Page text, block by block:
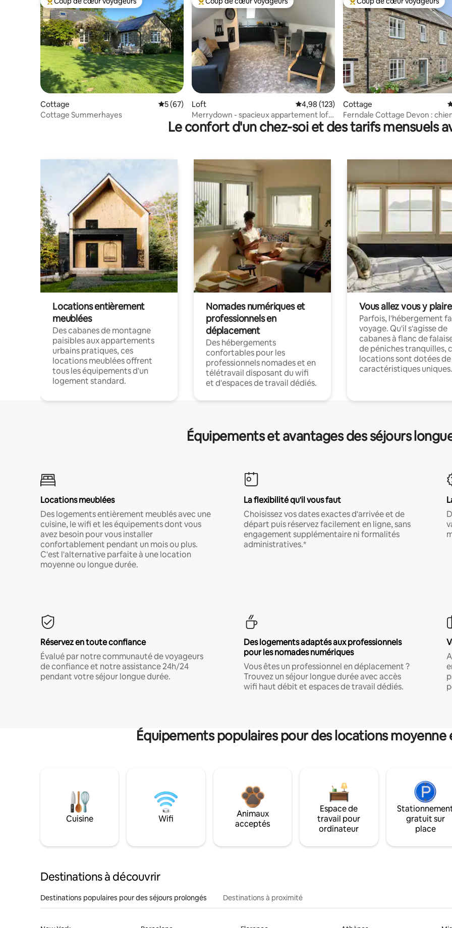
Coups de cœur voyageurs les plus appréciés
Cottage Évaluation moyenne sur la base de 67 commentaires : 5 sur 5
5 (67)
Cottage Summerhayes
Coups de cœur voyageurs les plus appréciés
Loft Évaluation moyenne sur la base de 123
4,98 (123)
Merrydown - spacieux appartement loft
converti
Coups de cœur voyageurs les
Cottage
Ferndale Cottage Devon :
acceptés•Pub•Poêle à bois
Le confort d'un chez-soi et des tarifs mensuels
Locations entièrement
meublées
Des cabanes de montagne
paisibles aux appartements
urbains pratiques, ces
locations meublées offrent
tous les équipements d'un
logement standard.
Nomades numériques et
professionnels en
déplacement
Des hébergements
confortables pour les
professionnels nomades et en
télétravail disposant du wifi
et d'espaces de travail dédiés.
Vous allez vous y plaire
Parfois, l'hébergement
voyage. Qu'il s'agisse de
cabanes à flanc de
de péniches tranquilles,
locations sont dotées de
caractéristiques uniques.
Équipements et avantages des séjours
Locations meublées
Des logements entièrement meublés avec une
cuisine, le wifi et les équipements dont vous
avez besoin pour vous installer
confortablement pendant un mois ou plus.
C'est l'alternative parfaite à une location
moyenne ou longue durée.
La flexibilité qu'il vous faut
Choisissez vos dates exactes d'arrivée et de
départ puis réservez facilement en ligne, sans
engagement supplémentaire ni formalités
administratives.*
Réservez en toute confiance
Évalué par notre communauté de voyageurs
de confiance et notre assistance 24h/24
pendant votre séjour longue durée.
Des logements adaptés aux professionnels
pour les nomades numériques
Vous êtes un professionnel en déplacement ?
Trouvez un séjour longue durée avec accès
wifi haut débit et espaces de travail dédiés.
Équipements populaires pour des locations
Cuisine Wifi
Animaux
acceptés
Espace de
travail pour
ordinateur
gratuit sur
place
Destinations à découvrir
Destinations populaires pour des séjours prolongés Destinations à proximité